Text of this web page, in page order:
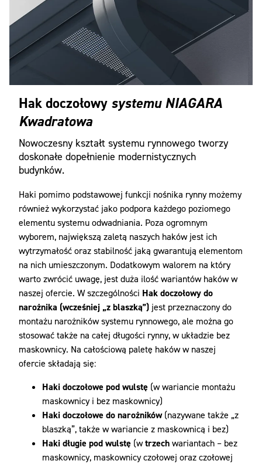
Hak doczołowy systemu NIAGARA
Kwadratowa
Nowoczesny kształt systemu rynnowego tworzy
doskonałe dopełnienie modernistycznych
budynków.
Haki pomimo podstawowej funkcji nośnika rynny możemy
również wykorzystać jako podpora każdego poziomego
elementu systemu odwadniania. Poza ogromnym
wyborem, największą zaletą naszych haków jest ich
wytrzymałość oraz stabilność jaką gwarantują elementom
na nich umieszczonym. Dodatkowym walorem na który
warto zwrócić uwagę, jest duża ilość wariantów haków w
naszej ofercie. W szczególności Hak doczołowy do
narożnika (wcześniej „z blaszką”) jest przeznaczony do
montażu narożników systemu rynnowego, ale można go
stosować także na całej długości rynny, w układzie bez
maskownicy. Na całościową paletę haków w naszej
ofercie składają się:
Haki doczołowe pod wulstę (w wariancie montażu
maskownicy i bez maskownicy)
Haki doczołowe do narożników(nazywane także „z
blaszką”, także w wariancie z maskownicą i bez)
Haki długie pod wulstę (wtrzechwariantach – bez
maskownicy, maskownicy czołowej oraz czołowej